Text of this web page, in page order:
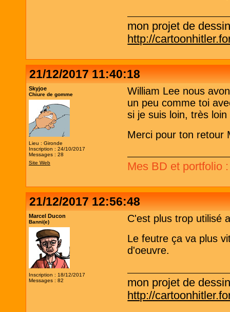
mon projet de
http://
21/12/2017 11:40:18
Skyjoe
Chiure de gomme
Lieu : Gironde
Inscription : 24/10/2017
Messages : 28
Site Web
William Lee nous
un peu comme toi
si je suis loin, très
Merci pour ton retour
Mes BD et portfolio
21/12/2017 12:56:48
Marcel Ducon
Banni(e)
Inscription : 18/12/2017
Messages : 82
C'est plus trop utilisé
Le feutre ça va plus
d'oeuvre.
mon projet de
http://